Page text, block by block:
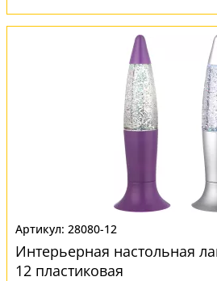
28080-12
Интерьерная настольная
12 пластиковая